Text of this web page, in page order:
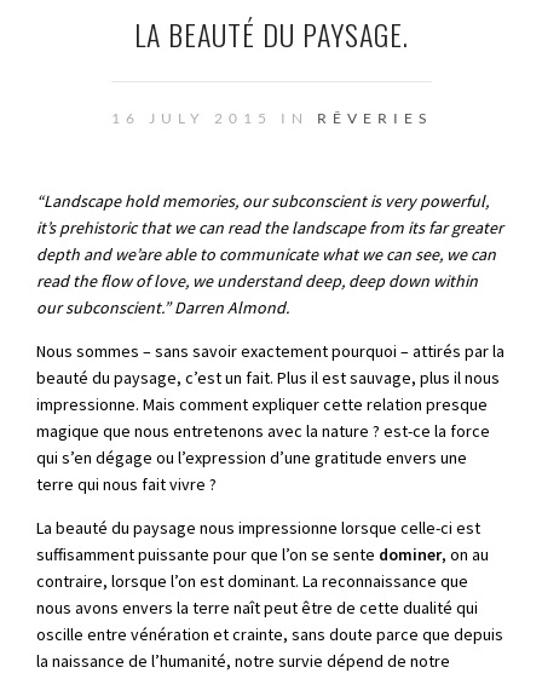
LA BEAUTÉ DU PAYSAGE.
16 JULY 2015 IN RÊVERIES
“Landscape hold memories, our subconscient is very powerful,
it’s prehistoric that we can read the landscape from its far greater
depth and we’are able to communicate what we can see, we can
read the flow of love, we understand deep, deep down within
our subconscient.” Darren Almond.
Nous sommes – sans savoir exactement pourquoi – attirés par la
beauté du paysage, c’est un fait. Plus il est sauvage, plus il nous
impressionne. Mais comment expliquer cette relation presque
magique que nous entretenons avec la nature ? est-ce la force
qui s’en dégage ou l’expression d’une gratitude envers une
terre qui nous fait vivre ?
La beauté du paysage nous impressionne lorsque celle-ci est
suffisamment puissante pour que l’on se sente dominer, on au
contraire, lorsque l’on est dominant. La reconnaissance que
nous avons envers la terre naît peut être de cette dualité qui
oscille entre vénération et crainte, sans doute parce que depuis
la naissance de l’humanité, notre survie dépend de notre